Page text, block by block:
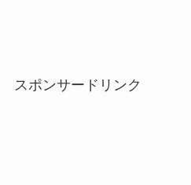
スポンサードリンク